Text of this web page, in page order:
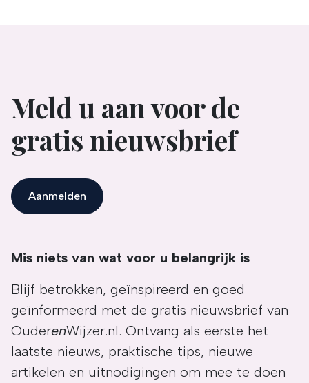
Meld u aan voor de
gratis nieuwsbrief
Aanmelden
Mis niets van wat voor u belangrijk is
Blijf betrokken, geïnspireerd en goed
geïnformeerd met de gratis nieuwsbrief van
OuderenWijzer.nl. Ontvang als eerste het
laatste nieuws, praktische tips, nieuwe
artikelen en uitnodigingen om mee te doen